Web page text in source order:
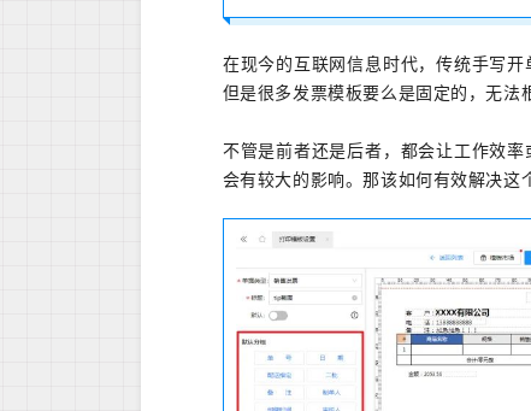
在现今的互联网信息时代，传统手写
但是很多发票模板要么是固定的，无法
不管是前者还是后者，都会让工作效
会有较大的影响。那该如何有效解决这